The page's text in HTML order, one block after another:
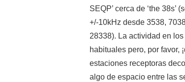
SEQP’ cerca de ‘the
+/-10kHz desde 3538,
28338). La actividad en
habituales pero, por favor,
estaciones receptoras
algo de espacio entre las